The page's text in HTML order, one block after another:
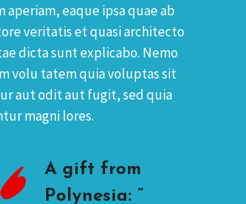
aperiam, eaque ipsa quae ab
veritatis et quasi architecto
dicta sunt explicabo. Nemo
volu tatem quia voluptas sit
aut odit aut fugit, sed quia
magni lores.
A gift from
Polynesia: ”